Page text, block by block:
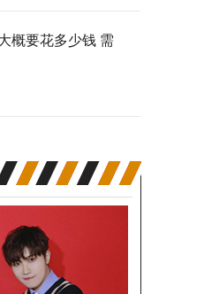
概要花多少钱 需